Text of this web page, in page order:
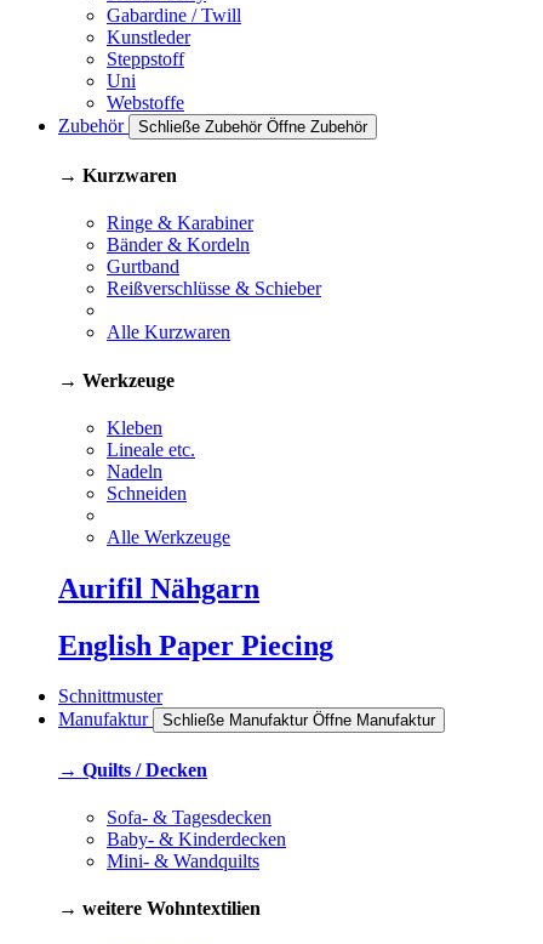
Gabardine / Twill
Kunstleder
Steppstoff
Uni
Webstoffe
Zubehör
Schließe Zubehör Öffne Zubehör
→ Kurzwaren
Ringe & Karabiner
Bänder & Kordeln
Gurtband
Reißverschlüsse & Schieber
Alle Kurzwaren
→ Werkzeuge
Kleben
Lineale etc.
Nadeln
Schneiden
Alle Werkzeuge
Aurifil Nähgarn
English Paper Piecing
Schnittmuster
Manufaktur
Schließe Manufaktur Öffne Manufaktur
→ Quilts / Decken
Sofa- & Tagesdecken
Baby- & Kinderdecken
Mini- & Wandquilts
→ weitere Wohntextilien